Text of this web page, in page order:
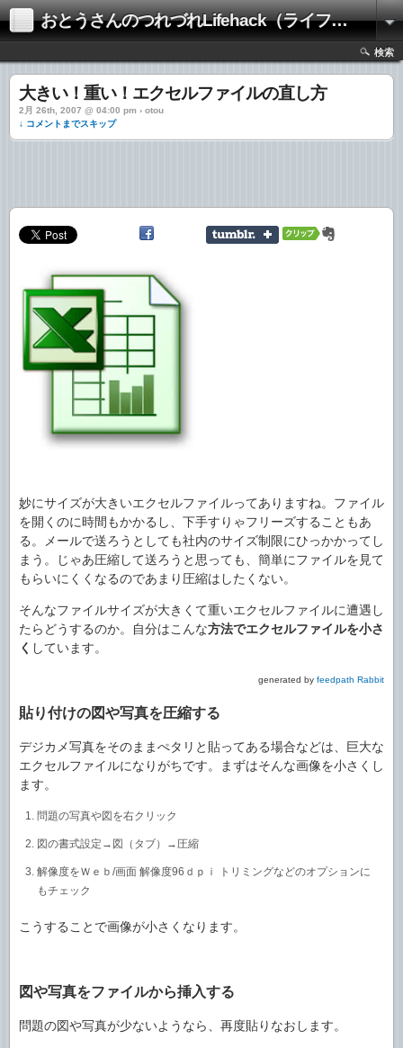
おとうさんのつれづれLifehack（ライフハック）
検索
大きい！重い！エクセルファイルの直し方
2月 26th, 2007 @ 04:00 pm › otou
↓ コメントまでスキップ
妙にサイズが大きいエクセルファイルってありますね。ファイル
を開くのに時間もかかるし、下手すりゃフリーズすることもあ
る。メールで送ろうとしても社内のサイズ制限にひっかかってし
まう。じゃあ圧縮して送ろうと思っても、簡単にファイルを見て
もらいにくくなるのであまり圧縮はしたくない。
そんなファイルサイズが大きくて重いエクセルファイルに遭遇し
たらどうするのか。自分はこんな方法でエクセルファイルを小さ
く しています。
generated by feedpath Rabbit
貼り付けの図や写真を圧縮する
デジカメ写真をそのままぺタリと貼ってある場合などは、巨大な
エクセルファイルになりがちです。まずはそんな画像を小さくし
ます。
問題の写真や図を右クリック
図の書式設定→図（タブ）→圧縮
解像度をＷｅｂ/画面 解像度96ｄｐｉ トリミングなどのオプションに
もチェック
こうすることで画像が小さくなります。
図や写真をファイルから挿入する
問題の図や写真が少ないようなら、再度貼りなおします。